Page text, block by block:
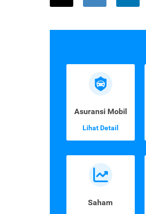
Asuransi Mobil
Lihat Detail
Saham